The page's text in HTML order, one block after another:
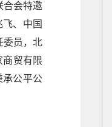
合会特邀
、中国
委员，北
商贸有限
承公平公